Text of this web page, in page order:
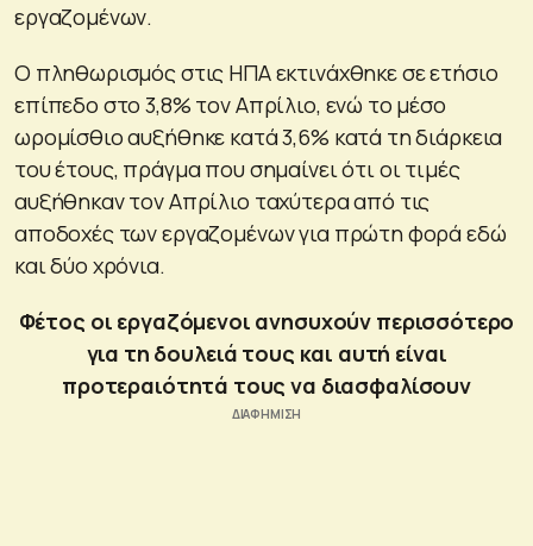
εργαζομένων.
Ο πληθωρισμός στις ΗΠΑ εκτινάχθηκε σε ετήσιο
επίπεδο στο 3,8% τον Απρίλιο, ενώ το μέσο
ωρομίσθιο αυξήθηκε κατά 3,6% κατά τη διάρκεια
του έτους, πράγμα που σημαίνει ότι οι τιμές
αυξήθηκαν τον Απρίλιο ταχύτερα από τις
αποδοχές των εργαζομένων για πρώτη φορά εδώ
και δύο χρόνια.
Φέτος οι εργαζόμενοι ανησυχούν περισσότερο
για τη δουλειά τους και αυτή είναι
προτεραιότητά τους να διασφαλίσουν